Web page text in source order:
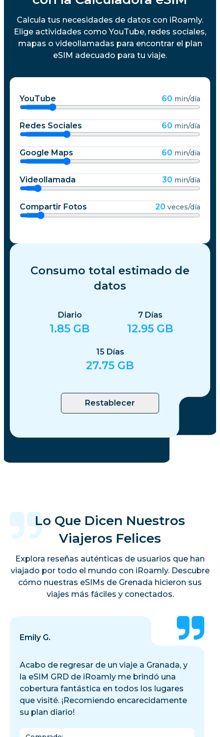
Calcula tus necesidades de datos con iRoamly.
Elige actividades como YouTube, redes sociales,
mapas o videollamadas para encontrar el plan
eSIM adecuado para tu viaje.
YouTube 60 min/día
Redes Sociales 60 min/día
Google Maps 60 min/día
Videollamada 30 min/día
Compartir Fotos 20 veces/día
Consumo total estimado de
datos
Diario
1.85 GB
7 Días
12.95 GB
15 Días
27.75 GB
Restablecer
Lo Que Dicen Nuestros
Viajeros Felices
Explora reseñas auténticas de usuarios que han
viajado por todo el mundo con iRoamly. Descubre
cómo nuestras eSIMs de Grenada hicieron sus
viajes más fáciles y conectados.
Emily G.
Acabo de regresar de un viaje a Granada, y
la eSIM GRD de iRoamly me brindó una
cobertura fantástica en todos los lugares
que visité. ¡Recomiendo encarecidamente
su plan diario!